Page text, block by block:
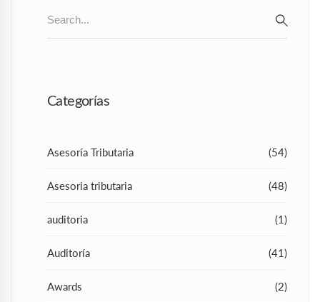
for:
Categorías
Asesoría Tributaria (54)
Asesoria tributaria (48)
auditoria (1)
Auditoría (41)
Awards (2)